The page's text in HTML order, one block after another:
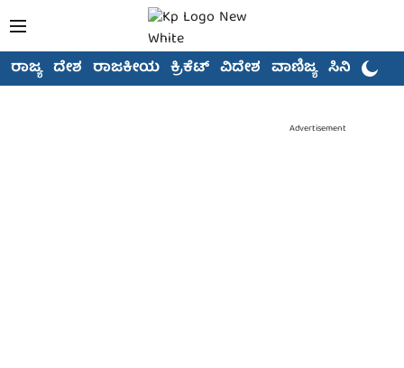
ರಾಜ್ಯ ದೇಶ ರಾಜಕೀಯ ಕ್ರಿಕೆಟ್ ವಿದೇಶ ವಾಣಿಜ್ಯ ಸಿನಿಮಾ
Advertisement